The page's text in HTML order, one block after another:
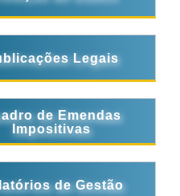
Legais
de Emendas
Impositivas
de Gestão